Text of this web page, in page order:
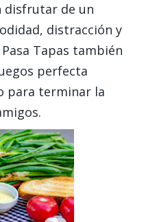
disfrutar de un
distracción y
Tapas también
perfecta
para terminar la